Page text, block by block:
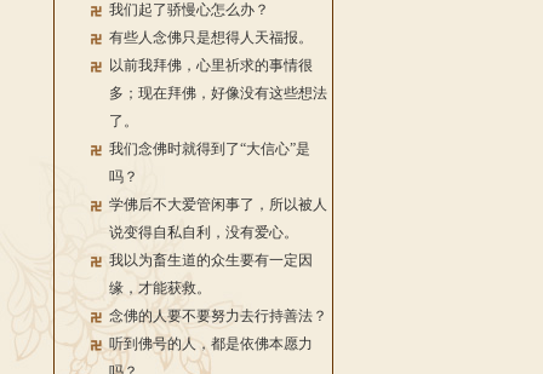
我们起了骄慢心怎么办？
有些人念佛只是想得人天福报。
以前我拜佛，心里祈求的事情很
多；现在拜佛，好像没有这些想法
了。
我们念佛时就得到了“大信心”是
吗？
学佛后不大爱管闲事了，所以被人
说变得自私自利，没有爱心。
我以为畜生道的众生要有一定因
缘，才能获救。
念佛的人要不要努力去行持善法？
听到佛号的人，都是依佛本愿力